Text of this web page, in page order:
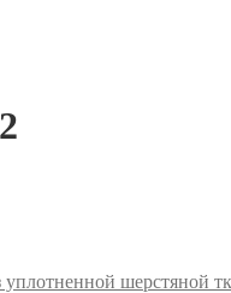
шерстяной